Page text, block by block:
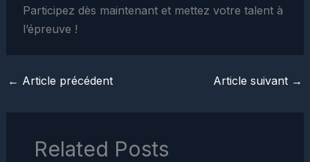
Participez dès maintenant et mettez votre talent à
l’épreuve !
← Article précédent Article suivant →
Related Posts